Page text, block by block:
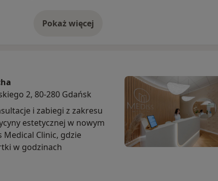
Pokaż więcejo doświadczeniu
2, 80-280 Gdańsk
i zabiegi z zakresu
estetycznej w nowym
Medical Clinic, gdzie
w godzinach